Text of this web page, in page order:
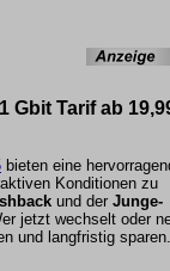
Gbit Tarif ab
bieten eine
Konditionen zu
und der Junge-
jetzt wechselt oder
und langfristig sparen.